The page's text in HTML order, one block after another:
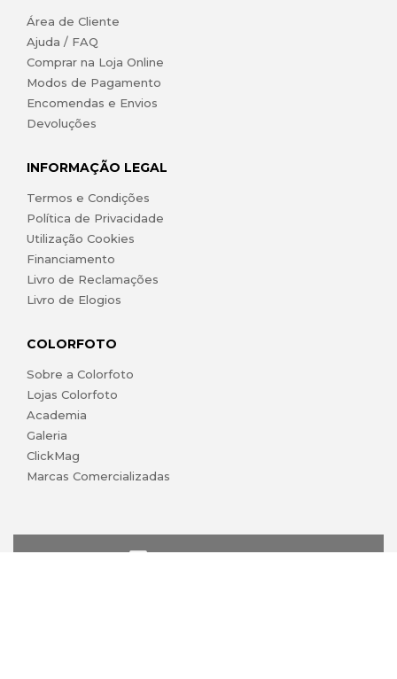
Área de Cliente
Ajuda / FAQ
Comprar na Loja Online
Modos de Pagamento
Encomendas e Envios
Devoluções
INFORMAÇÃO LEGAL
Termos e Condições
Política de Privacidade
Utilização Cookies
Financiamento
Livro de Reclamações
Livro de Elogios
COLORFOTO
Sobre a Colorfoto
Lojas Colorfoto
Academia
Galeria
ClickMag
Marcas Comercializadas
lojaonline@colorfoto.pt